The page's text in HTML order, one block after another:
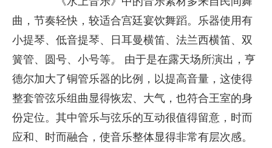
曲，节奏轻快，较适合宫廷宴饮舞蹈。乐器使用有
小提琴、低音提琴、日耳曼横笛、法兰西横笛、双
簧管、圆号、小号等。 由于是在露天场所演出，亨
德尔加大了铜管乐器的比例，以提高音量，这使得
整套管弦乐组曲显得恢宏、大气，也符合王室的身
份定位。其中管乐与弦乐的互动很值得留意，时而
应和、时而融合，使音乐整体显得非常有层次感。